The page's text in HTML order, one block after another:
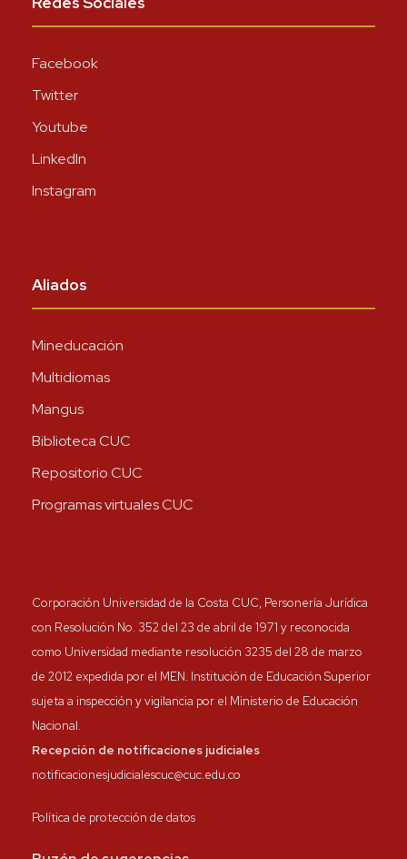
Facebook
Twitter
Youtube
LinkedIn
Instagram
Aliados
Mineducación
Multidiomas
Mangus
Biblioteca CUC
Repositorio CUC
Programas virtuales CUC
Corporación Universidad de la Costa CUC, Personería Jurídica
con Resolución No. 352 del 23 de abril de 1971 y reconocida
como Universidad mediante resolución 3235 del 28 de marzo
de 2012 expedida por el MEN. Institución de Educación Superior
sujeta a inspección y vigilancia por el Ministerio de Educación
Nacional.
Recepción de notificaciones judiciales
notificacionesjudicialescuc@cuc.edu.co
Política de protección de datos